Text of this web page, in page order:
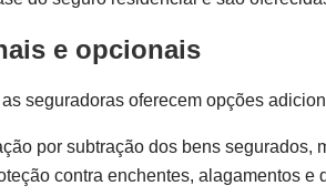
e opcionais
seguradoras oferecem opções
por subtração dos bens segurados,
contra enchentes, alagamentos